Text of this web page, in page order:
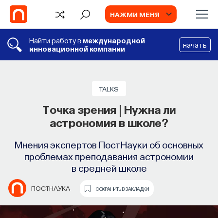
НАЖМИ МЕНЯ
Найти работу в международной
инновационной компании
начать
TALKS
Точка зрения | Нужна ли
астрономия в школе?
Мнения экспертов ПостНауки об основных
проблемах преподавания астрономии
в средней школе
ПОСТНАУКА СОХРАНИТЬ В ЗАКЛАДКИ
ИИ в университете, цели